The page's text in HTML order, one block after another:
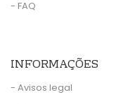
- FAQ
INFORMAÇÕES
- Avisos legal